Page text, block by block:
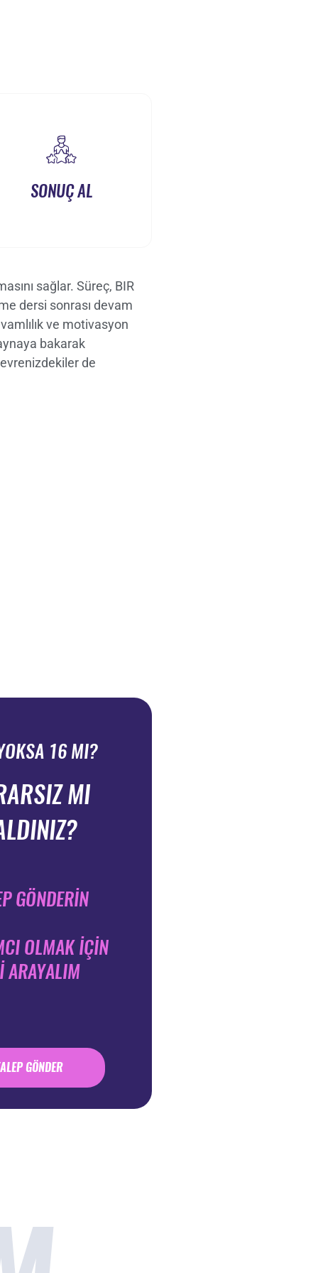
SONUÇ AL
sağlar. Süreç, BIR
dersi sonrası devam
ve motivasyon
bakarak
de
16 MI?
MI
GÖNDERİN
OLMAK İÇİN
ARAYALIM
GÖNDER